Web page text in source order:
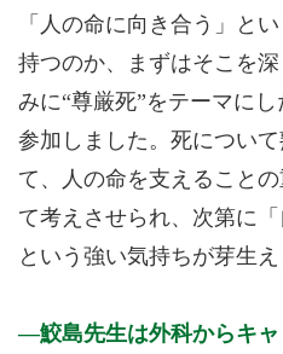
「人の命に向き合う」と
持つのか、まずはそこを
みに“尊厳死”をテーマに
参加しました。死につい
て、人の命を支えること
て考えさせられ、次第に
という強い気持ちが芽生え
鮫島先生は外科からキ